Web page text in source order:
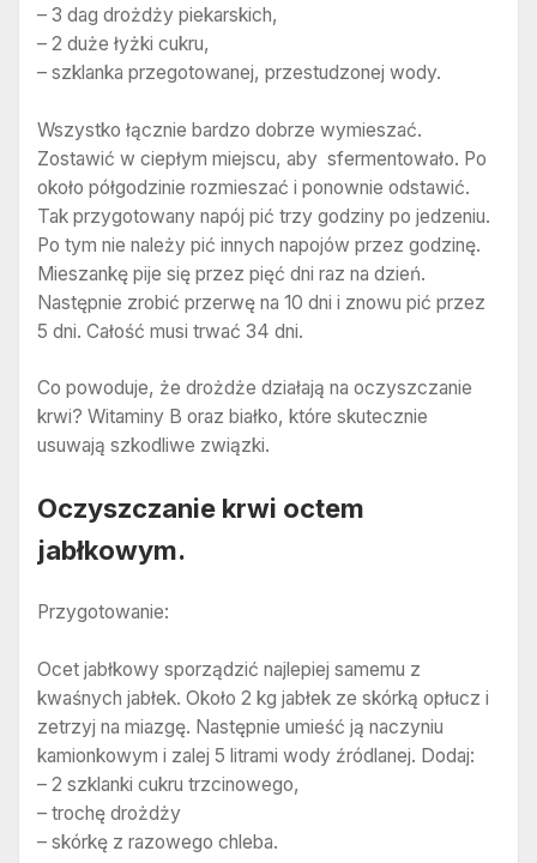
– 3 dag drożdży piekarskich,
– 2 duże łyżki cukru,
– szklanka przegotowanej, przestudzonej wody.
Wszystko łącznie bardzo dobrze wymieszać.
Zostawić w ciepłym miejscu, aby sfermentowało. Po
około półgodzinie rozmieszać i ponownie odstawić.
Tak przygotowany napój pić trzy godziny po jedzeniu.
Po tym nie należy pić innych napojów przez godzinę.
Mieszankę pije się przez pięć dni raz na dzień.
Następnie zrobić przerwę na 10 dni i znowu pić przez
5 dni. Całość musi trwać 34 dni.
Co powoduje, że drożdże działają na oczyszczanie
krwi? Witaminy B oraz białko, które skutecznie
usuwają szkodliwe związki.
Oczyszczanie krwi octem
jabłkowym.
Przygotowanie:
Ocet jabłkowy sporządzić najlepiej samemu z
kwaśnych jabłek. Około 2 kg jabłek ze skórką opłucz i
zetrzyj na miazgę. Następnie umieść ją naczyniu
kamionkowym i zalej 5 litrami wody źródlanej. Dodaj:
– 2 szklanki cukru trzcinowego,
– trochę drożdży
– skórkę z razowego chleba.